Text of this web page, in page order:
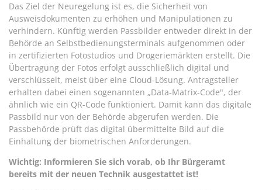
Das Ziel der Neuregelung ist es, die Sicherheit von
Ausweisdokumenten zu erhöhen und Manipulationen zu
verhindern. Künftig werden Passbilder entweder direkt in der
Behörde an Selbstbedienungsterminals aufgenommen oder
in zertifizierten Fotostudios und Drogeriemärkten erstellt. Die
Übertragung der Fotos erfolgt ausschließlich digital und
verschlüsselt, meist über eine Cloud-Lösung. Antragsteller
erhalten dabei einen sogenannten „Data-Matrix-Code", der
ähnlich wie ein QR-Code funktioniert. Damit kann das digitale
Passbild nur von der Behörde abgerufen werden. Die
Passbehörde prüft das digital übermittelte Bild auf die
Einhaltung der biometrischen Anforderungen.
Wichtig: Informieren Sie sich vorab, ob Ihr Bürgeramt
bereits mit der neuen Technik ausgestattet ist!